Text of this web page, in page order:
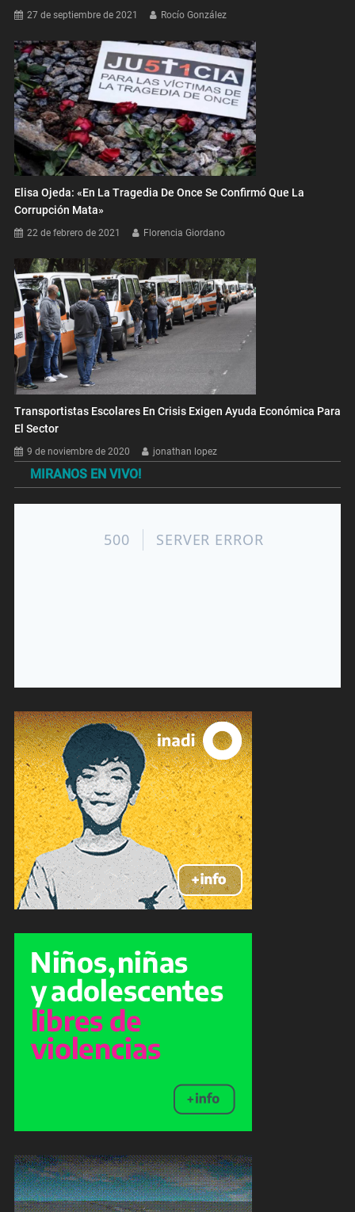
27 de septiembre de 2021 Rocío González
Elisa Ojeda: «En La Tragedia De Once Se Confirmó Que La
Corrupción Mata»
22 de febrero de 2021 Florencia Giordano
Transportistas Escolares En Crisis Exigen Ayuda Económica Para
El Sector
9 de noviembre de 2020 jonathan lopez
MIRANOS EN VIVO!